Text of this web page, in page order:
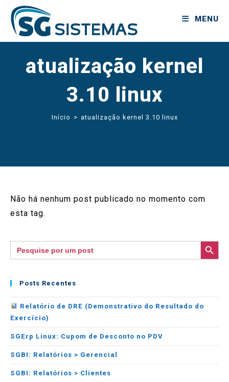
MENU
atualização kernel
3.10 linux
Início > atualização kernel 3.10 linux
Não há nenhum post publicado no momento com
esta tag.
Search
for:
SEARCH BUTTON
Posts Recentes
Relatório de DRE (Demonstrativo do Resultado do
Exercício)
SGErp Linux: Cupom de Desconto no PDV
SGBI: Relatórios > Gerencial
SGBI: Relatórios > Clientes